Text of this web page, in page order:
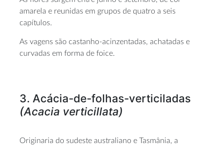
amarela e reunidas em grupos de quatro a seis
capítulos.
As vagens são castanho-acinzentadas, achatadas e
curvadas em forma de foice.
3. Acácia-de-folhas-verticiladas
(Acacia verticillata)
Originaria do sudeste australiano e Tasmânia, a